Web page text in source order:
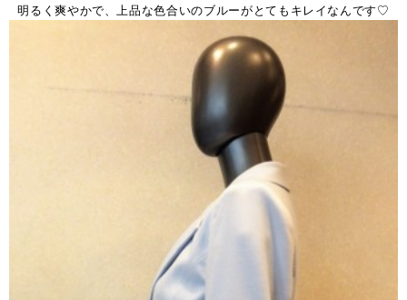
明るく爽やかで、上品な色合いのブルーがとてもキレイなんです♡